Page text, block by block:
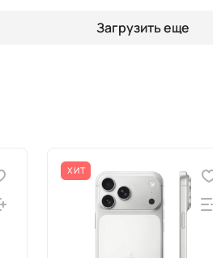
Загрузить еще
ХИТ